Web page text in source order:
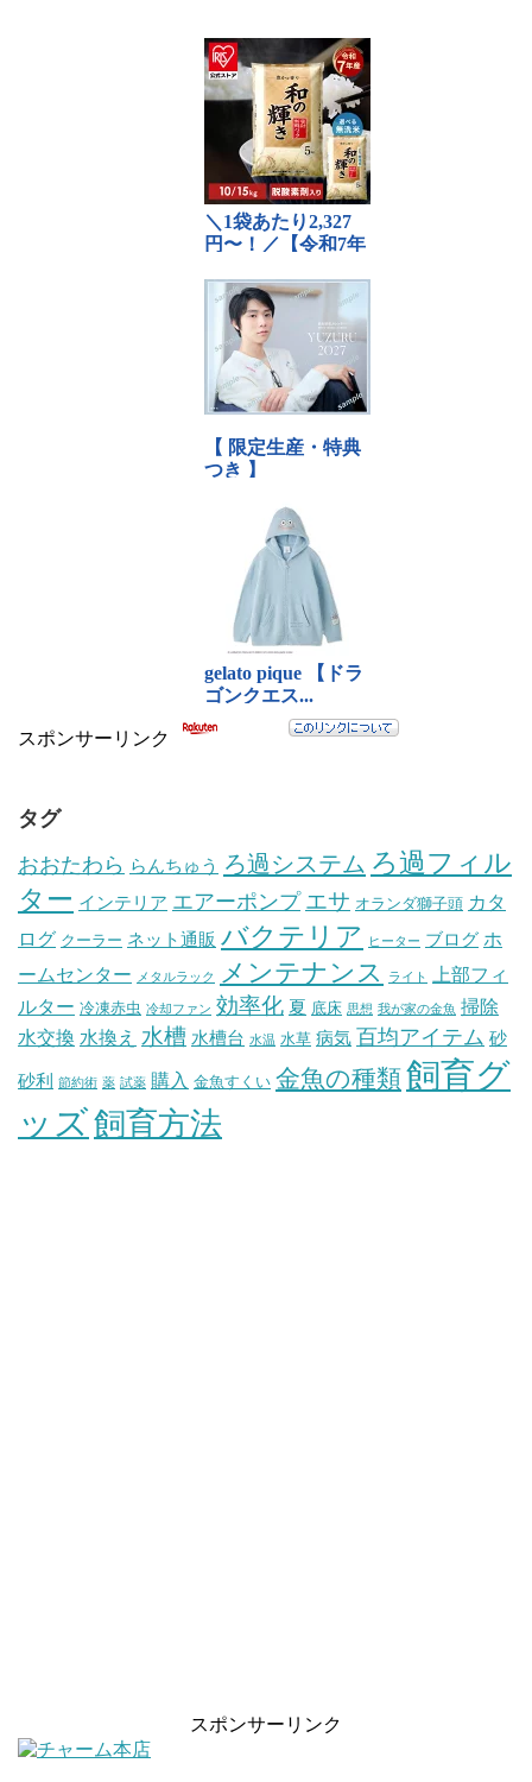
スポンサーリンク
タグ
おおたわら らんちゅう ろ過システム ろ過フィル
ター インテリア エアーポンプ エサ オランダ獅子頭 カタ
ログ クーラー ネット通販 バクテリア ヒーター ブログ ホ
ームセンター
メタルラック メンテナンス ライト
上部フィ
ルター 冷凍赤虫 冷却ファン 効率化 夏 底床 思想 我が家の金魚 掃除
水交換 水換え 水槽 水槽台 水温 水草 病気 百均アイテム 砂
砂利 節約術 薬 試薬 購入 金魚すくい 金魚の種類飼育グ
ッズ飼育方法
スポンサーリンク